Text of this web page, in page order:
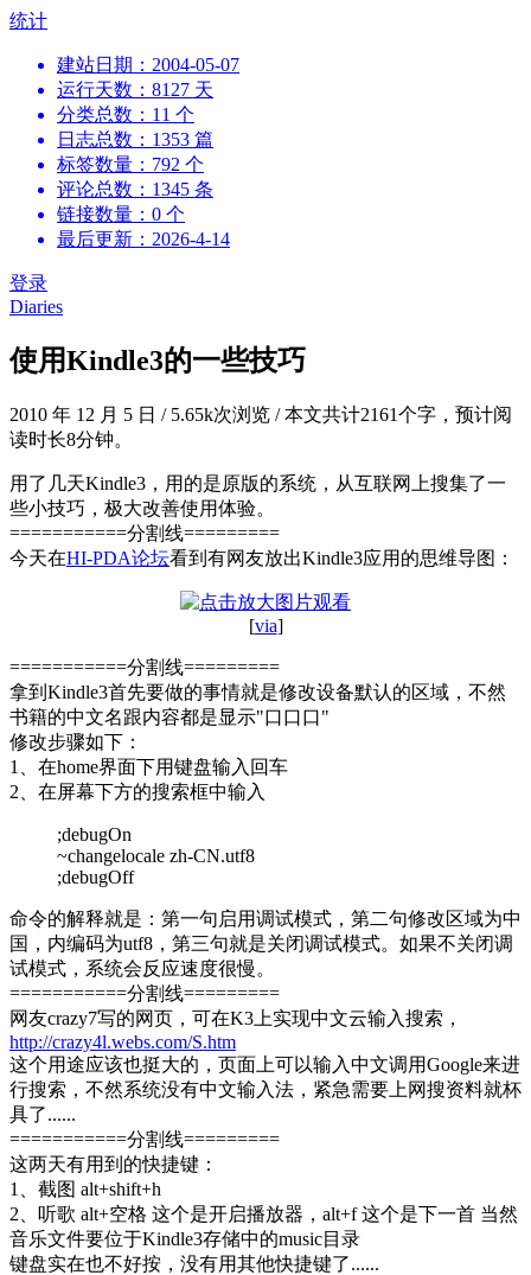
跳
统计
建站日期：2004-05-07
运行天数：8127 天
分类总数：11 个
日志总数：1353 篇
标签数量：792 个
评论总数：1345 条
链接数量：0 个
最后更新：2026-4-14
登录
Diaries
使用Kindle3的一些技巧
2010 年 12 月 5 日 /5.65k次浏览 /本文共计2161个字，预计阅
读时长8分钟。
用了几天Kindle3，用的是原版的系统，从互联网上搜集了一
些小技巧，极大改善使用体验。
===========分割线=========
今天在HI-PDA论坛看到有网友放出Kindle3应用的思维导图：
[via]
===========分割线=========
拿到Kindle3首先要做的事情就是修改设备默认的区域，不然
书籍的中文名跟内容都是显示"口口口"
修改步骤如下：
1、在home界面下用键盘输入回车
2、在屏幕下方的搜索框中输入
;debugOn
~changelocale zh-CN.utf8
;debugOff
命令的解释就是：第一句启用调试模式，第二句修改区域为中
国，内编码为utf8，第三句就是关闭调试模式。如果不关闭调
试模式，系统会反应速度很慢。
===========分割线=========
网友crazy7写的网页，可在K3上实现中文云输入搜索，
http://crazy4l.webs.com/S.htm
这个用途应该也挺大的，页面上可以输入中文调用Google来进
行搜索，不然系统没有中文输入法，紧急需要上网搜资料就杯
具了......
===========分割线=========
这两天有用到的快捷键：
1、截图 alt+shift+h
2、听歌 alt+空格 这个是开启播放器，alt+f 这个是下一首 当然
音乐文件要位于Kindle3存储中的music目录
键盘实在也不好按，没有用其他快捷键了......